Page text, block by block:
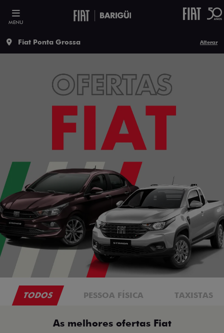
MENU
Fiat Ponta Grossa Alterar
TODOS PESSOA FÍSICA TAXISTAS
As melhores ofertas Fiat